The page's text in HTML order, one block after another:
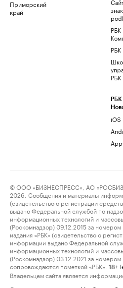
Приморский
край
РБК
РБК
РБК
iOS
© ООО «БИЗНЕСПРЕСС», АО
2026. Сообщения и материалы
(свидетельство о регистрации
выдано Федеральной службой по
информационных технологий и
(Роскомнадзор) 09.12.2015 за
издания «РБК» (свидетельство о
информации выдано Федеральной
информационных технологий и
(Роскомнадзор) 03.12.2021 за
сопровождаются пометкой «РБК».
18+
Владельцем сайта является